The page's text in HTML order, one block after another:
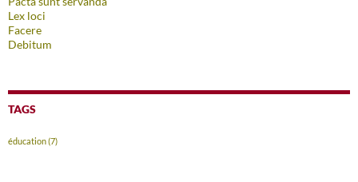
Lex loci
Facere
Debitum
TAGS
éducation(7)